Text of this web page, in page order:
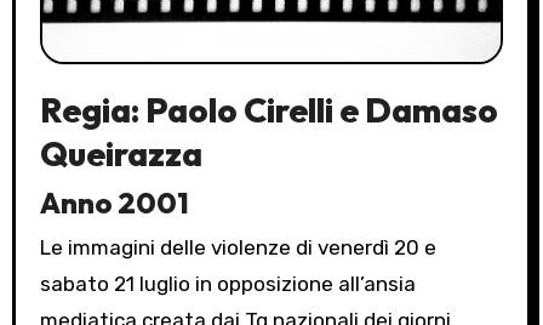
Regia: Paolo Cirelli e Damaso
Queirazza
Anno 2001
Le immagini delle violenze di venerdì 20 e
sabato 21 luglio in opposizione all’ansia